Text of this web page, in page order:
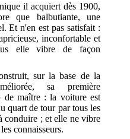
il acquiert dès 1900,
que balbutiante, une
Et n'en est pas satisfait :
inconfortable et
elle vibre de façon
sur la base de la
sa première
de maître : la voiture est
quart de tour par tous les
conduire ; et elle ne vibre
connaisseurs.